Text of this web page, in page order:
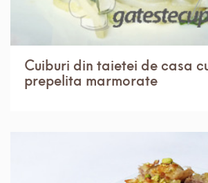
Cuiburi din taietei de casa
prepelita marmorate